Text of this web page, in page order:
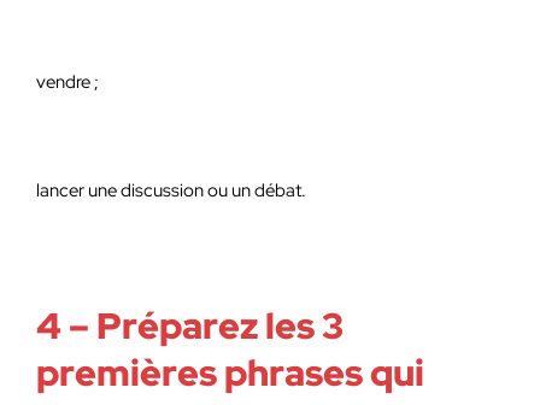
vendre ;
lancer une discussion ou un débat.
4 – Préparez les 3
premières phrases qui